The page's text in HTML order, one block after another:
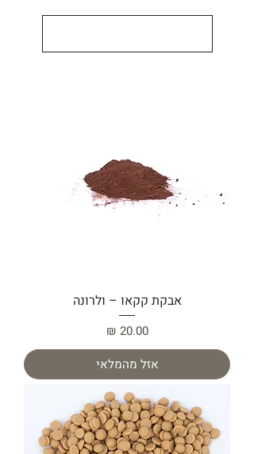
אבקת קקאו – ולרונה
מחיר‏20.00 ‏₪
אזל מהמלאי